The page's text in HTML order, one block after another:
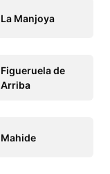
La Manjoya
Figueruela de
Arriba
Mahide